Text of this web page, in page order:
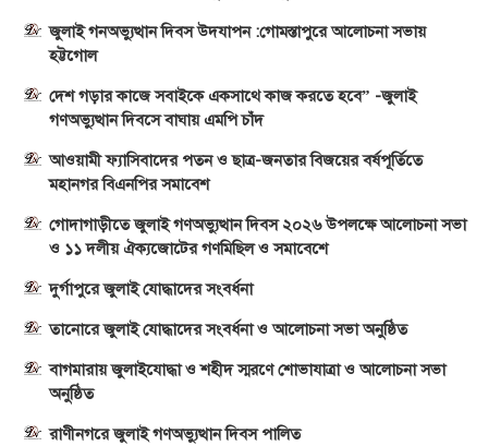
জুলাই গনঅভ্যুত্থান দিবস উদযাপন :গোমস্তাপুরে আলোচনা সভায়
হট্টগোল
দেশ গড়ার কাজে সবাইকে একসাথে কাজ করতে হবে” -জুলাই
গণঅভ্যুত্থান দিবসে বাঘায় এমপি চাঁদ
আওয়ামী ফ্যাসিবাদের পতন ও ছাত্র-জনতার বিজয়ের বর্ষপূর্তিতে
মহানগর বিএনপির সমাবেশ
গোদাগাড়ীতে জুলাই গণঅভ্যুত্থান দিবস ২০২৬ উপলক্ষে আলোচনা সভা
ও ১১ দলীয় ঐক্যজোটের গণমিছিল ও সমাবেশে
দুর্গাপুরে জুলাই যোদ্ধাদের সংবর্ধনা
তানোরে জুলাই যোদ্ধাদের সংবর্ধনা ও আলোচনা সভা অনুষ্ঠিত
বাগমারায় জুলাইযোদ্ধা ও শহীদ স্মরণে শোভাযাত্রা ও আলোচনা সভা
অনুষ্ঠিত
রাণীনগরে জুলাই গণঅভ্যুত্থান দিবস পালিত